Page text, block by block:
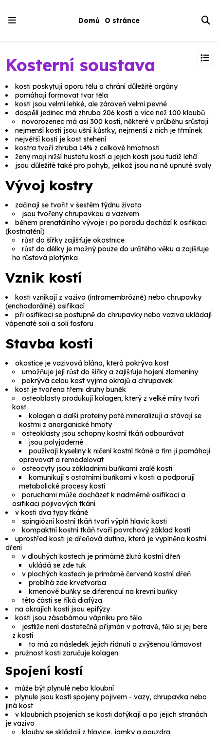
Domů O stránce
Kosterní soustava
kosti poskytují oporu tělu a chrání důležité orgány
pomáhají formovat tvar těla
kosti jsou velmi lehké, ale zároveň velmi pevné
dospělí jedinec má zhruba 206 kostí a více než 100 kloubů
novorozenec má asi 300 kostí, některé v průběhu srůstají
nejmenší kosti jsou ušní kůstky, nejmenší z nich je třmínek
největší kosti je kost stehení
kostra tvoří zhruba 14% z celkové hmotnosti
ženy mají nižší hustotu kostí a jejich kosti jsou tudíž lehčí
jsou důležité také pro pohyb, jelikož jsou na ně upnuté svaly
Vývoj kostry
začinají se tvořit v šestém týdnu života
jsou tvořeny chrupavkou a vazivem
během prenatálního vývoje i po porodu dochází kosifikaci
(kostnatění)
růst do šířky zajišťuje okostnice
růst do délky je možný pouze do určitého věku a zajišťuje
ho růstová plotýnka
Vznik kostí
kosti vznikají z vaziva (intramembrózně) nebo chrupavky
(enchodorálně) osifikací
při osifikaci se postupně do chrupavky nebo vaziva ukládají
vápenaté soli a soli fosforu
Stavba kosti
okostice je vazivová blána, která pokrýva kost
umožňuje její růst do šířky a zajišťuje hojení zlomeniny
pokrývá celou kost vyjma okrajů a chrupavek
kost je tvořena třemi druhy buněk
osteoblastyprodukují kolagen, který z velké míry tvoří
kost
kolagen a další proteiny poté mineralizují a stávají se
kostmi z anorganické hmoty
osteoklastyjsou schopny kostní tkáň odbourávat
jsou polyjaderné
používají kyseliny k ničení kostní tkáně a tím ji pomáhají
opravovat a remodelovat
osteocytyjsou základními buňkami zralé kosti
komunikují s ostatními buňkami v kosti a podporují
metabolické procesy kosti
poruchami může docházet k nadměrné osifikaci a
osifikaci pojivových tkání
v kosti dva typy tkáně
spingiózní kostní tkáň tvoří výplň hlavic kosti
kompaktní kostní tkáň tvoří povrchový základ kosti
uprostřed kosti je dřeňová dutina, která je vyplněna kostní
dření
v dlouhých kostech je primárně žlutá kostní dřeň
ukládá se zde tuk
v plochých kostech je primárně červená kostní dřeň
probíhá zde krvetvorba
kmenové buňky se diferencuí na krevní buňky
této části se říkádiafýza
na okrajích kosti jsou epifýzy
kosti jsou zásobárnou vápníku pro tělo
jestliže není dostatečně příjmán v potravě, tělo si jej bere
z kostí
to má za následek jejich řídnutí a zvýšenou lámavost
pružnost kosti zaručuje kolagen
Spojení kostí
může být plynulé nebo kloubní
plynule jsou kosti spojeny pojivem - vazy, chrupavka nebo
jiná kost
v kloubních psojeních se kosti dotýkají a po jejich stranách
je vazivo
klouby se skládají z hlavice, jamky a pouzdra